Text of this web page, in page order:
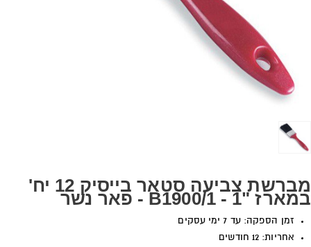
מברשת צביעה סטאר בייסיק 12 יח'
במארז "1 - B1900/1 - פאר נשר
זמן הספקה: עד 7 ימי עסקים
אחריות: 12 חודשים